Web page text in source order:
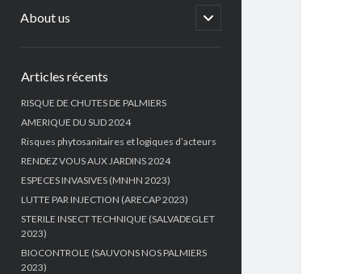
About us
open
child
Articles récents
RISQUE DE CHUTES DE PALMIERS
AMERIQUE DU SUD 2024
Risques phytosanitaires et logiques d’acteurs
RENDEZ VOUS AUX JARDINS 2024
ESPECES INVASIVES (MNHN 2023)
LUTTE PAR INJECTION (ARECAP 2023)
STERILE INSECT TECHNIQUE (SALVADEGLET
2023)
BIOCONTROLE (SAUVONS NOS PALMIERS
2023)